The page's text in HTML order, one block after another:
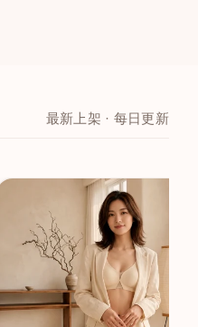
最新上架 · 每日更新